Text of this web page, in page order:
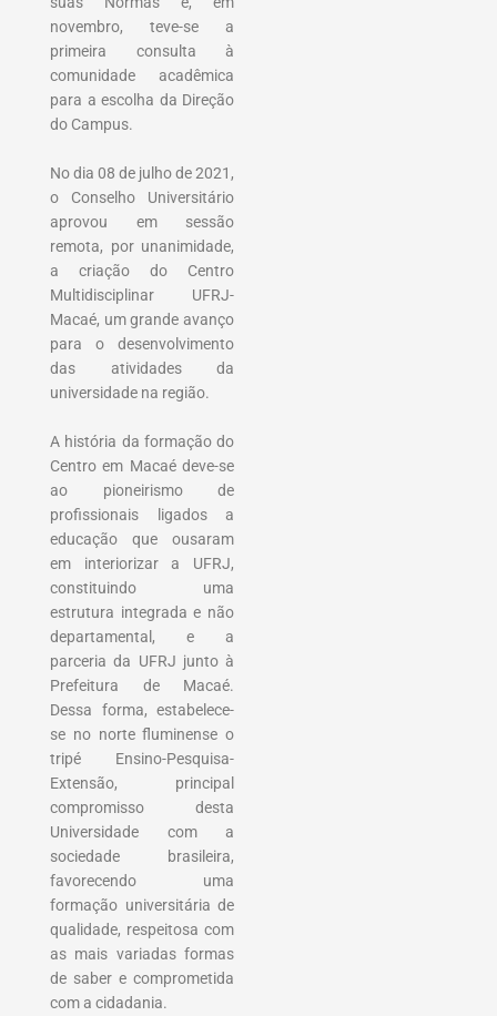
novembro, teve-se a
primeira consulta à
comunidade acadêmica
para a escolha da Direção
do Campus.
No dia 08 de julho de 2021,
o Conselho Universitário
aprovou em sessão
remota, por unanimidade,
a criação do Centro
Multidisciplinar UFRJ-
Macaé, um grande avanço
para o desenvolvimento
das atividades da
universidade na região.
A história da formação do
Centro em Macaé deve-se
ao pioneirismo de
profissionais ligados a
educação que ousaram
em interiorizar a UFRJ,
constituindo uma
estrutura integrada e não
departamental, e a
parceria da UFRJ junto à
Prefeitura de Macaé.
Dessa forma, estabelece-
se no norte fluminense o
tripé Ensino-Pesquisa-
Extensão, principal
compromisso desta
Universidade com a
sociedade brasileira,
favorecendo uma
formação universitária de
qualidade, respeitosa com
as mais variadas formas
de saber e comprometida
com a cidadania.